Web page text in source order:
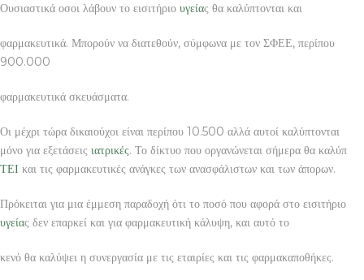
Ουσιαστικά οσοι λάβουν το εισιτήριο υγείας θα καλύπτονται και
φαρμακευτικά. Μπορούν να διατεθούν, σύμφωνα με τον ΣΦΕΕ, περίπου
900.000
φαρμακευτικά σκευάσματα.
Οι μέχρι τώρα δικαιούχοι είναι περίπου 10.500 αλλά αυτοί καλύπτονται
μόνο για εξετάσεις ιατρικές. Το δίκτυο που οργανώνεται σήμερα θα καλύπ
ΤΕΙ και τις φαρμακευτικές ανάγκες των ανασφάλιστων και των άπορων.
Πρόκειται για μια έμμεση παραδοχή ότι το ποσό που αφορά στο εισιτήριο
υγείας δεν επαρκεί και για φαρμακευτική κάλυψη, και αυτό το
κενό θα καλύψει η συνεργασία με τις εταιρίες και τις φαρμακαποθήκες.